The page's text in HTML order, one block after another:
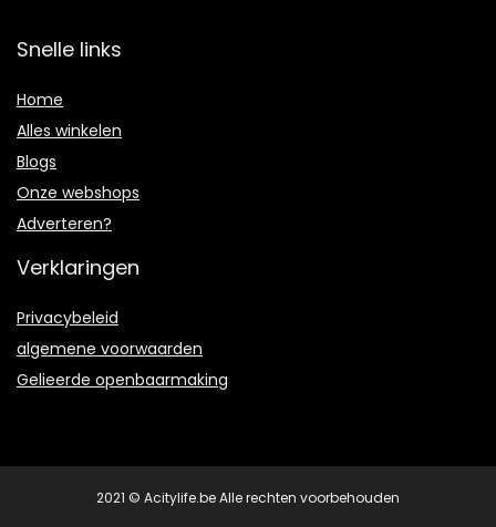
Snelle links
Home
Alles winkelen
Blogs
Onze webshops
Adverteren?
Verklaringen
Privacybeleid
algemene voorwaarden
Gelieerde openbaarmaking
2021 © Acitylife.be Alle rechten voorbehouden